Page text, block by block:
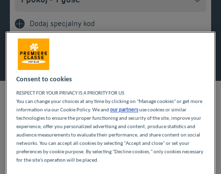
Dodaj specjalny kod
NASZE HOTELE W
SAINT-BONNET-DE-
MURE W NISKICH
Consent to cookies
RESPECT FOR YOUR PRIVACY IS A PRIORITY FOR US
You can change your choices at any time by clicking on "Manage cookies" or get more
information via our Cookie Policy. We andour partnersuse cookies or similar
technologies to ensure the proper functioning and security of the site, improve your
experience, offer you personalized advertising and content, produce statistics and
audience measurements to evaluate their performance, and share content on social
networks. You can accept all cookies by selecting "Accept and close" or set your
preferences by cookie purpose. By selecting "Decline cookies," only cookies necessary
for the site's operation will be placed.